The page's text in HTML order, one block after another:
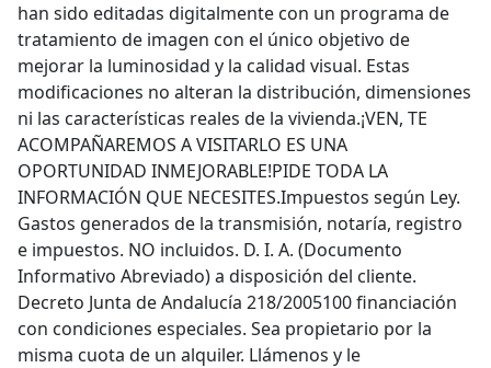
han sido editadas digitalmente con un programa de
tratamiento de imagen con el único objetivo de
mejorar la luminosidad y la calidad visual. Estas
modificaciones no alteran la distribución, dimensiones
ni las características reales de la vivienda.¡VEN, TE
ACOMPAÑAREMOS A VISITARLO ES UNA
OPORTUNIDAD INMEJORABLE!PIDE TODA LA
INFORMACIÓN QUE NECESITES.Impuestos según Ley.
Gastos generados de la transmisión, notaría, registro
e impuestos. NO incluidos. D. I. A. (Documento
Informativo Abreviado) a disposición del cliente.
Decreto Junta de Andalucía 218/2005100 financiación
con condiciones especiales. Sea propietario por la
misma cuota de un alquiler. Llámenos y le